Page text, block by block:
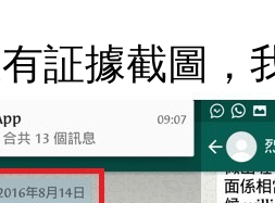
証據截圖，